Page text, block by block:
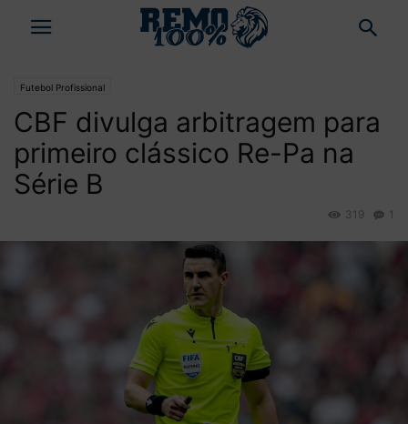
Futebol Profissional
CBF divulga arbitragem para
primeiro clássico Re-Pa na
Série B
1
319